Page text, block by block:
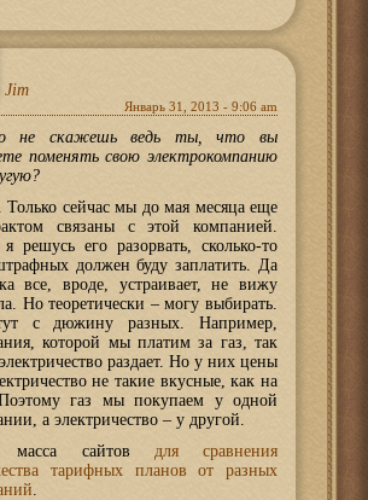
Jim
Январь 31, 2013 - 9:06 am
не скажешь ведь ты, что вы
поменять свою электрокомпанию
Только сейчас мы до мая месяца еще
связаны с этой компанией.
решусь его разорвать, сколько-то
должен буду заплатить. Да
все, вроде, устраивает, не вижу
Но теоретически – могу выбирать.
с дюжину разных. Например,
которой мы платим за газ, так
раздает. Но у них цены
не такие вкусные, как на
газ мы покупаем у одной
а электричество – у другой.
масса сайтов для сравнения
тарифных планов от разных